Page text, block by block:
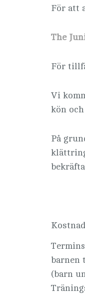
För att
The
För
Vi
kön
På
Kostnad
barnen
(barn